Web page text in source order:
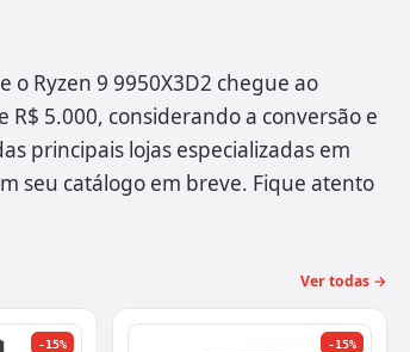
o Ryzen 9 9950X3D2 chegue ao
5.000, considerando a conversão e
principais lojas especializadas em
seu catálogo em breve. Fique atento
Ver todas →
-15% -15%